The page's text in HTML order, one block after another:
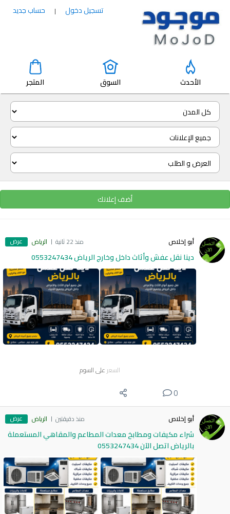
تسجيل دخول | حساب جديد
الأحدث السوق المتجر
أضف إعلانك
أبو إخلاص منذ 22 ثانية الرياض عرض
دينا نقل عفش وأثاث داخل وخارج الرياض 0553247434
السعر على السوم
0
أبو إخلاص منذ دقيقتين الرياض عرض
شراء مكيفات ومطابخ معدات المطاعم والمقاهي المستعملة
بالرياض اتصل الآن 0553247434